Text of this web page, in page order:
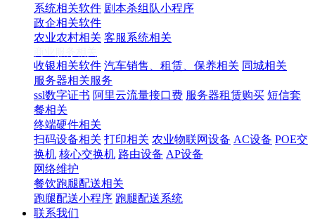
系统相关软件 剧本杀组队小程序
政企相关软件
农业农村相关 客服系统相关
收银相关软件 汽车销售、租赁、保养相关 同城相关
服务器相关服务
ssl数字证书 阿里云流量接口费 服务器租赁购买 短信套
餐相关
终端硬件相关
扫码设备相关 打印相关 农业物联网设备 AC设备 POE交
换机 核心交换机 路由设备 AP设备
网络维护
餐饮跑腿配送相关
跑腿配送小程序 跑腿配送系统
联系我们